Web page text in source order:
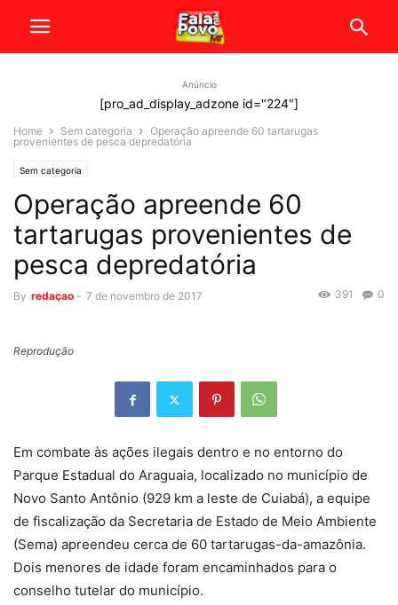
Anúncio
[pro_ad_display_adzone id="224"]
Home Sem categoria
Operação apreende 60 tartarugas
provenientes de pesca depredatória
Sem categoria
Operação apreende 60
tartarugas provenientes de
pesca depredatória
By redaçao - 7 de novembro de 2017 0
391
Reprodução
Em combate às ações ilegais dentro e no entorno do
Parque Estadual do Araguaia, localizado no município de
Novo Santo Antônio (929 km a leste de Cuiabá), a equipe
de fiscalização da Secretaria de Estado de Meio Ambiente
(Sema) apreendeu cerca de 60 tartarugas-da-amazônia.
Dois menores de idade foram encaminhados para o
conselho tutelar do município.